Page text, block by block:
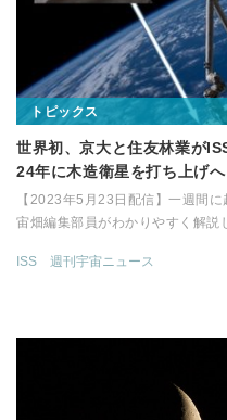
トピックス
世界初、京大と住友林業が
24年に木造衛星を打ち上げ
【2023年5月23日配信】一週間
宙畑編集部員がわかりやすく解説
ISS 週刊宇宙ニュース